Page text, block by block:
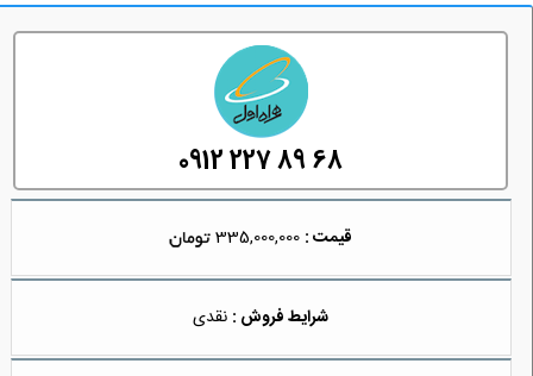
0912 227 89 68
قیمت :
شرایط فروش : نقدی